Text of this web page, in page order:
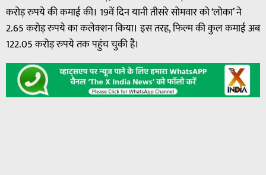
करोड़ रुपये की कमाई की। 19वें दिन यानी तीसरे सोमवार को ‘लोका’ ने
2.65 करोड़ रुपये का कलेक्शन किया। इस तरह, फिल्म की कुल कमाई अब
122.05 करोड़ रुपये तक पहुंच चुकी है।